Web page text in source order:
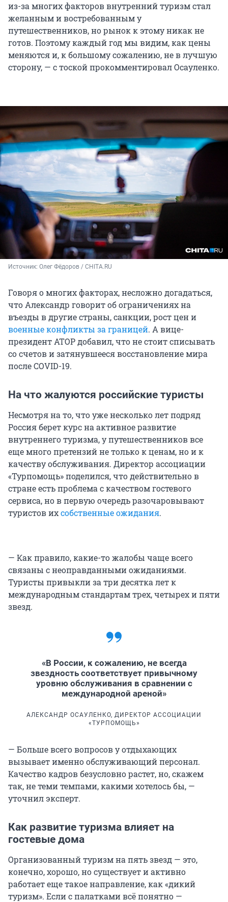
из-за многих факторов внутренний туризм стал
желанным и востребованным у
путешественников, но рынок к этому никак не
готов. Поэтому каждый год мы видим, как цены
меняются и, к большому сожалению, не в лучшую
сторону, — с тоской прокомментировал Осауленко.
Источник: Олег Фёдоров / CHITA.RU
Говоря о многих факторах, несложно догадаться,
что Александр говорит об ограничениях на
въезды в другие страны, санкции, рост цен и
военные конфликты за границей. А вице-
президент АТОР добавил, что не стоит списывать
со счетов и затянувшееся восстановление мира
после COVID-19.
На что жалуются российские туристы
Несмотря на то, что уже несколько лет подряд
Россия берет курс на активное развитие
внутреннего туризма, у путешественников все
еще много претензий не только к ценам, но и к
качеству обслуживания. Директор ассоциации
«Турпомощь» поделился, что действительно в
стране есть проблема с качеством гостевого
сервиса, но в первую очередь разочаровывают
туристов ихсобственные ожидания.
— Как правило, какие-то жалобы чаще всего
связаны с неоправданными ожиданиями.
Туристы привыкли за три десятка лет к
международным стандартам трех, четырех и пяти
звезд.
«В России, к сожалению, не всегда
звездность соответствует привычному
уровню обслуживания в сравнении с
международной ареной»
АЛЕКСАНДР ОСАУЛЕНКО, ДИРЕКТОР АССОЦИАЦИИ
«ТУРПОМОЩЬ»
— Больше всего вопросов у отдыхающих
вызывает именно обслуживающий персонал.
Качество кадров безусловно растет, но, скажем
так, не теми темпами, какими хотелось бы, —
уточнил эксперт.
Как развитие туризма влияет на
гостевые дома
Организованный туризм на пять звезд — это,
конечно, хорошо, но существует и активно
работает еще такое направление, как «дикий
туризм». Если с палатками всё понятно —